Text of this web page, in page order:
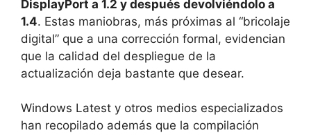
DisplayPort a 1.2 y después devolviéndolo a
1.4. Estas maniobras, más próximas al “bricolaje
digital” que a una corrección formal, evidencian
que la calidad del despliegue de la
actualización deja bastante que desear.
Windows Latest y otros medios especializados
han recopilado además que la compilación